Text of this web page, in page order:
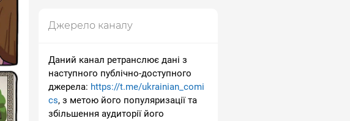
Джерело каналу
Даний канал ретранслює дані з
наступного публічно-доступного
джерела: https://t.me/ukrainian_comi
cs, з метою його популяризації та
збільшення аудиторії його